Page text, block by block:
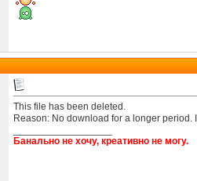
This file has been deleted.
Reason: No download for a longer period.
Банально не хочу, креативно не могу.